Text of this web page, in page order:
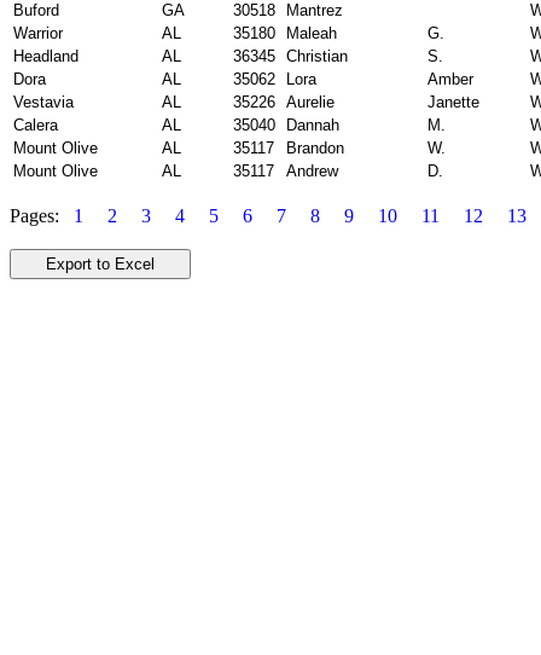
Buford
GA 30518 Mantrez
Warrior
AL 35180 Maleah G.
Headland
AL 36345 Christian S.
Dora
AL 35062 Lora Amber
Vestavia
AL 35226 Aurelie Janette
Calera
AL 35040 Dannah M.
Mount Olive
AL 35117 Brandon W.
Mount Olive
AL 35117 Andrew D.
Pages: 1 2 3 4 5 6 7 8 9 10 11 12 13